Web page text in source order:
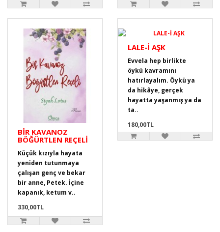
BİR KAVANOZ
BÖĞÜRTLEN REÇELİ
Küçük kızıyla hayata
yeniden tutunmaya
çalışan genç ve bekar
bir anne, Petek. İçine
kapanık, ketum v..
330,00TL
LALE-İ AŞK
Evvela hep birlikte
öykü kavramını
hatırlayalım. Öykü ya
da hikâye, gerçek
hayatta yaşanmış ya da
ta..
180,00TL